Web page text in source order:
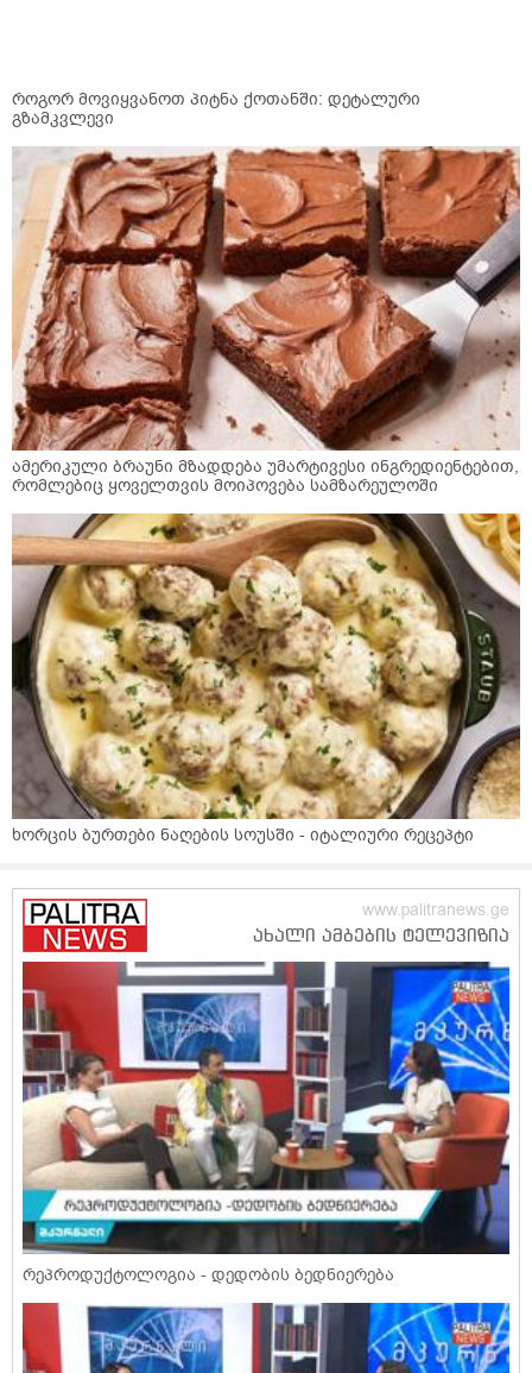
როგორ მოვიყვანოთ პიტნა ქოთანში: დეტალური
გზამკვლევი
ამერიკული ბრაუნი მზადდება უმარტივესი ინგრედიენტებით,
რომლებიც ყოველთვის მოიპოვება სამზარეულოში
ხორცის ბურთები ნაღების სოუსში - იტალიური რეცეპტი
რეპროდუქტოლოგია - დედობის ბედნიერება